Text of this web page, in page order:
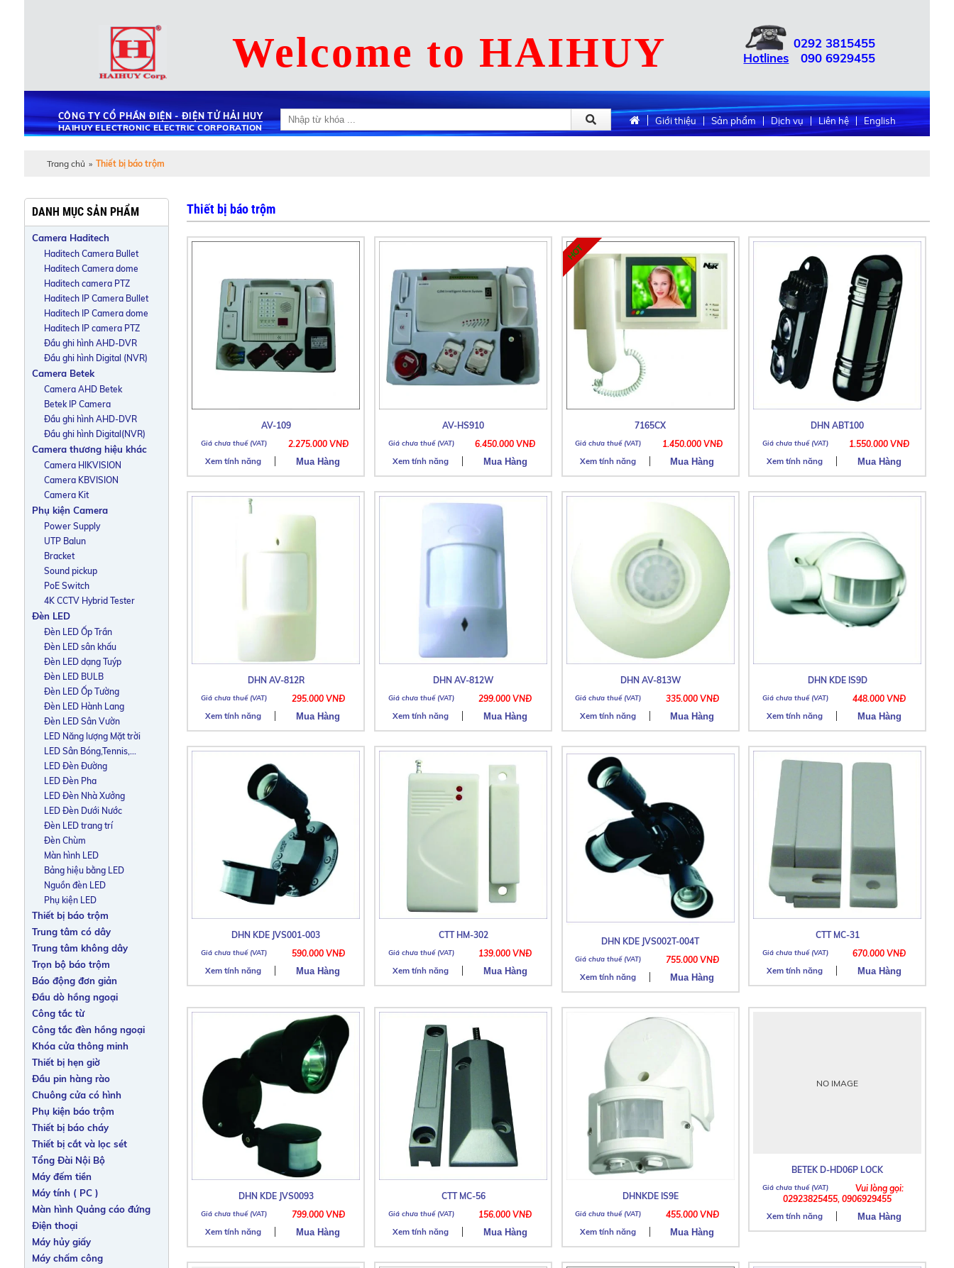
Welcome to HAIHUY Hotlines
02923815455
090 6929455
CÔNG TY CỔ PHẦN ĐIỆN - ĐIỆN TỬ HẢI HUY
HAIHUY ELECTRONIC ELECTRIC CORPORATION
Giới thiệu Sản phẩm Dịch vụ Liên hệ English
Trang chủ » Thiết bị báo trộm
Thiết bị báo trộm
AV-109
2.275.000 VNĐ
Xem tính năng
AV-HS910
6.450.000 VNĐ
Xem tính năng
7165CX
1.450.000 VNĐ
Xem tính năng
DHN ABT100
1.550.000 VNĐ
Xem tính năng
DHN AV-812R
295.000 VNĐ
Xem tính năng
DHN AV-812W
299.000 VNĐ
Xem tính năng
DHN AV-813W
335.000 VNĐ
Xem tính năng
DHN KDE IS9D
448.000 VNĐ
Xem tính năng
DHN KDE JVS001-003
590.000 VNĐ
Xem tính năng
CTT HM-302
139.000 VNĐ
Xem tính năng
DHN KDE JVS002T-004T
755.000 VNĐ
Xem tính năng
CTT MC-31
670.000 VNĐ
Xem tính năng
DHN KDE JVS0093
799.000 VNĐ
Xem tính năng
CTT MC-56
156.000 VNĐ
Xem tính năng
DHNKDE IS9E
455.000 VNĐ
Xem tính năng
NO IMAGE
BETEK D-HD06P LOCK
Vui lòng gọi:
02923825455, 0906929455
Xem tính năng
DANH MỤC SẢN PHẨM
Camera Haditech
Haditech Camera Bullet
Haditech Camera dome
Haditech camera PTZ
Haditech IP Camera Bullet
Haditech IP Camera dome
Haditech IP camera PTZ
Đầu ghi hình AHD-DVR
Đầu ghi hình Digital (NVR)
Camera Betek
Camera AHD Betek
Betek IP Camera
Đầu ghi hình AHD-DVR
Đầu ghi hình Digital(NVR)
Camera thương hiệu khác
Camera HIKVISION
Camera KBVISION
Camera Kit
Phụ kiện Camera
Power Supply
UTP Balun
Bracket
Sound pickup
PoE Switch
4K CCTV Hybrid Tester
Đèn LED
Đèn LED Ốp Trần
Đèn LED sân khấu
Đèn LED dạng Tuýp
Đèn LED BULB
Đèn LED Ốp Tường
Đèn LED Hành Lang
Đèn LED Sân Vườn
LED Năng lượng Mặt trời
LED Sân Bóng,Tennis,...
LED Đèn Đường
LED Đèn Pha
LED Đèn Nhà Xưởng
LED Đèn Dưới Nước
Đèn LED trang trí
Đèn Chùm
Màn hình LED
Bảng hiệu bằng LED
Nguồn đèn LED
Phụ kiện LED
Thiết bị báo trộm
Trung tâm có dây
Trung tâm không dây
Trọn bộ báo trộm
Báo động đơn giản
Đầu dò hồng ngoại
Công tắc từ
Công tắc đèn hồng ngoại
Khóa cửa thông minh
Thiết bị hẹn giờ
Đầu pin hàng rào
Chuông cửa có hình
Phụ kiện báo trộm
Thiết bị báo cháy
Thiết bị cắt và lọc sét
Tổng Đài Nội Bộ
Máy đếm tiền
Máy tính ( PC )
Màn hình Quảng cáo đứng
Điện thoại
Máy hủy giấy
Máy chấm công